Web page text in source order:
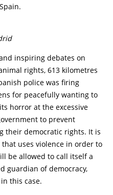
inspiring debates on
rights, 613 kilometres
police was firing
for peacefully wanting to
horror at the excessive
to prevent
their democratic rights. It is
uses violence in order to
be allowed to call itself a
guardian of democracy,
this case.